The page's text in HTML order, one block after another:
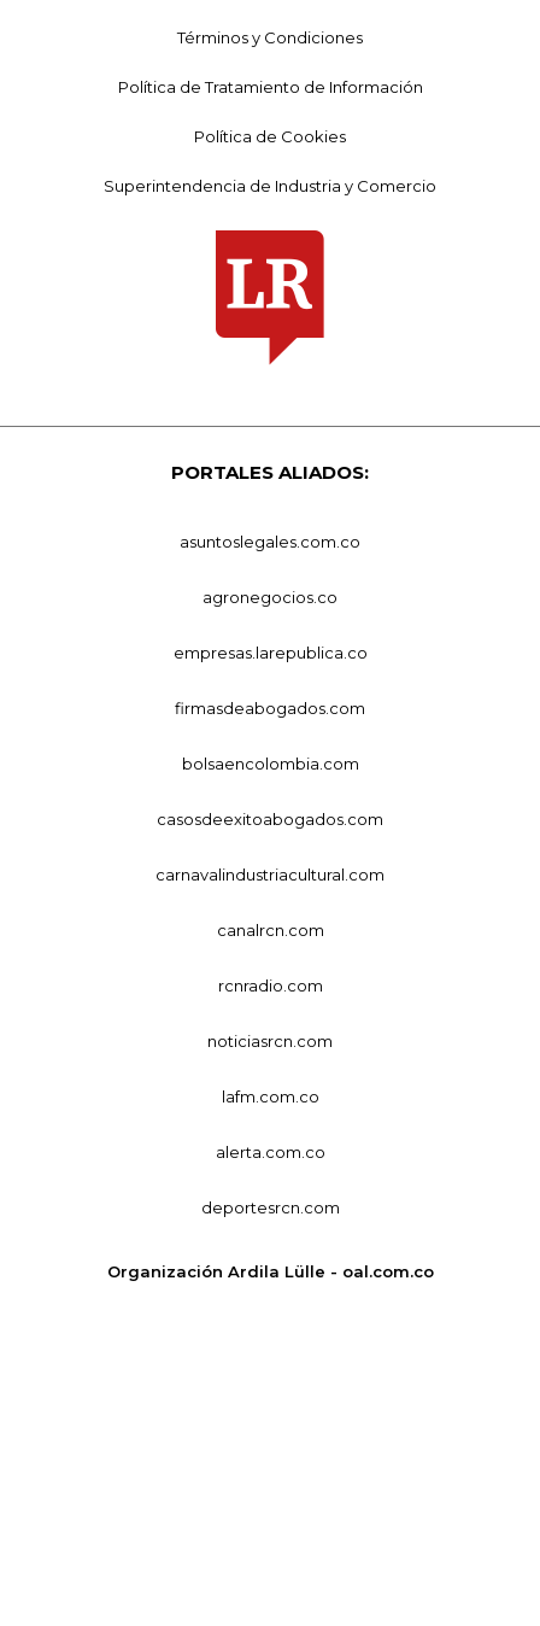
Términos y Condiciones
Política de Tratamiento de Información
Política de Cookies
Superintendencia de Industria y Comercio
PORTALES ALIADOS:
asuntoslegales.com.co
agronegocios.co
empresas.larepublica.co
firmasdeabogados.com
bolsaencolombia.com
casosdeexitoabogados.com
carnavalindustriacultural.com
canalrcn.com
rcnradio.com
noticiasrcn.com
lafm.com.co
alerta.com.co
deportesrcn.com
Organización Ardila Lülle - oal.com.co